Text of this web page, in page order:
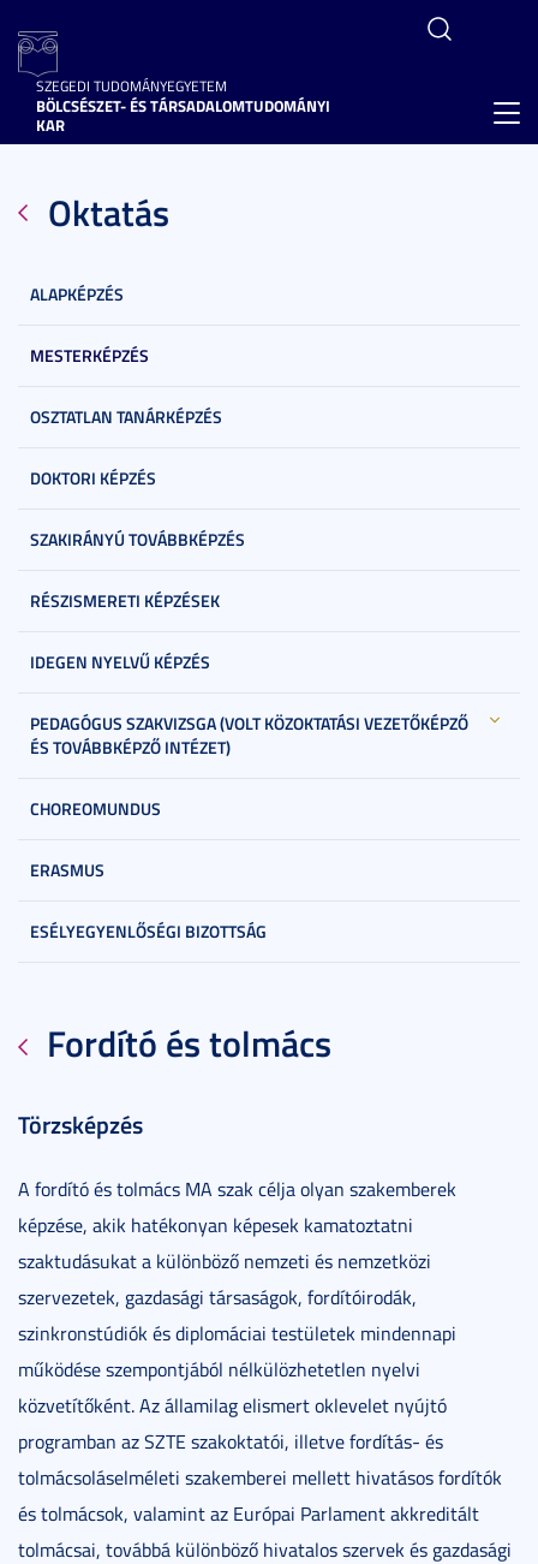
SZEGEDI TUDOMÁNYEGYETEM
BÖLCSÉSZET- ÉS TÁRSADALOMTUDOMÁNYI
KAR
Oktatás
ALAPKÉPZÉS
MESTERKÉPZÉS
OSZTATLAN TANÁRKÉPZÉS
DOKTORI KÉPZÉS
SZAKIRÁNYÚ TOVÁBBKÉPZÉS
RÉSZISMERETI KÉPZÉSEK
IDEGEN NYELVŰ KÉPZÉS
PEDAGÓGUS SZAKVIZSGA (VOLT KÖZOKTATÁSI VEZETŐKÉPZŐ
ÉS TOVÁBBKÉPZŐ INTÉZET)
CHOREOMUNDUS
ERASMUS
ESÉLYEGYENLŐSÉGI BIZOTTSÁG
Fordító és tolmács
Törzsképzés
A fordító és tolmács MA szak célja olyan szakemberek
képzése, akik hatékonyan képesek kamatoztatni
szaktudásukat a különböző nemzeti és nemzetközi
szervezetek, gazdasági társaságok, fordítóirodák,
szinkronstúdiók és diplomáciai testületek mindennapi
működése szempontjából nélkülözhetetlen nyelvi
közvetítőként. Az államilag elismert oklevelet nyújtó
programban az SZTE szakoktatói, illetve fordítás- és
tolmácsoláselméleti szakemberei mellett hivatásos fordítók
és tolmácsok, valamint az Európai Parlament akkreditált
tolmácsai, továbbá különböző hivatalos szervek és gazdasági